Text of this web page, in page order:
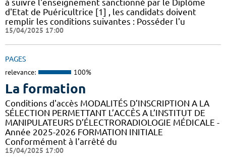
à suivre l'enseignement sanctionné par le Diplôme
d'Etat de Puéricultrice [1] , les candidats doivent
remplir les conditions suivantes : Posséder l'u
15/04/2025 17:00
PAGES
relevance: 100%
La formation
Conditions d'accès MODALITÉS D’INSCRIPTION A LA
SÉLECTION PERMETTANT L’ACCÈS A L’INSTITUT DE
MANIPULATEURS D’ÉLECTRORADIOLOGIE MÉDICALE -
Année 2025-2026 FORMATION INITIALE
Conformément à l’arrêté du
15/04/2025 17:00